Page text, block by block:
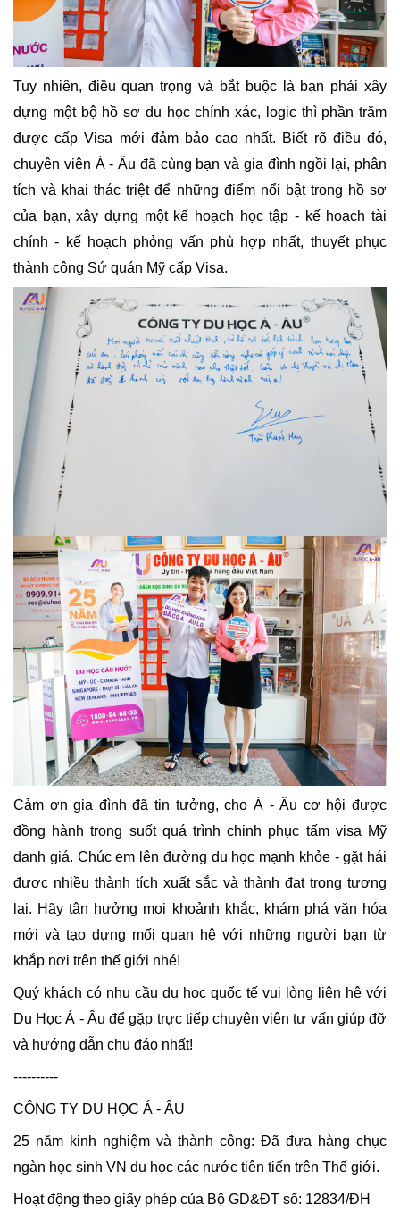
Tuy nhiên, điều quan trọng và bắt buộc là bạn phải xây
dựng một bộ hồ sơ du học chính xác, logic thì phần trăm
được cấp Visa mới đảm bảo cao nhất. Biết rõ điều đó,
chuyên viên Á - Âu đã cùng bạn và gia đình ngồi lại, phân
tích và khai thác triệt để những điểm nổi bật trong hồ sơ
của bạn, xây dựng một kế hoạch học tập - kế hoạch tài
chính - kế hoạch phỏng vấn phù hợp nhất, thuyết phục
thành công Sứ quán Mỹ cấp Visa.
Cảm ơn gia đình đã tin tưởng, cho Á - Âu cơ hội được
đồng hành trong suốt quá trình chinh phục tấm visa Mỹ
danh giá. Chúc em lên đường du học mạnh khỏe - gặt hái
được nhiều thành tích xuất sắc và thành đạt trong tương
lai. Hãy tận hưởng mọi khoảnh khắc, khám phá văn hóa
mới và tạo dựng mối quan hệ với những người bạn từ
khắp nơi trên thế giới nhé!
Quý khách có nhu cầu du học quốc tế vui lòng liên hệ với
Du Học Á - Âu để gặp trực tiếp chuyên viên tư vấn giúp đỡ
và hướng dẫn chu đáo nhất!
----------
CÔNG TY DU HỌC Á - ÂU
25 năm kinh nghiệm và thành công: Đã đưa hàng chục
ngàn học sinh VN du học các nước tiên tiến trên Thế giới.
Hoạt động theo giấy phép của Bộ GD&ĐT số: 12834/ĐH